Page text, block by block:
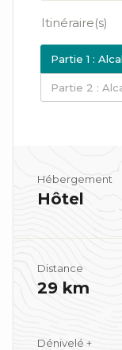
Itinéraire(s)
Partie 1 :
Partie 2 :
Hébergement
Hôtel
Distance
29 km
Dénivelé +